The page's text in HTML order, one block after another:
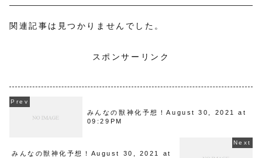
関連記事は見つかりませんでした。
スポンサーリンク
みんなの獣神化予想！August 30, 2021 at
09:29PM
みんなの獣神化予想！August 30, 2021 at